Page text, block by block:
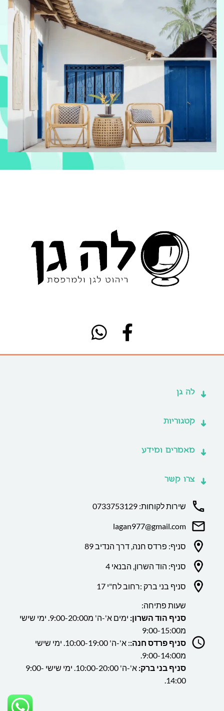
לה גן
קטגוריות
מאמרים ומידע
צרו קשר
שירות לקוחות: 0733753129
lagan977@gmail.com
סניף: פרדס חנה, דרך הנדיב 89
סניף: הוד השרון, הבנאי 4
סניף בני ברק :רחוב לח"י 17
שעות פתיחה:
סניף הוד השרון:
ימים א'-ה' מ9:00-20:00. ימי שישי
מ9:00-15:00
סניף פרדס חנה:
: א'-ה' 10:00-19:00. ימי שישי
מ9:00-14:00.
סניף בני ברק:
א'-ה' 10:00-20:00. ימי שישי 9:00-
14:00.